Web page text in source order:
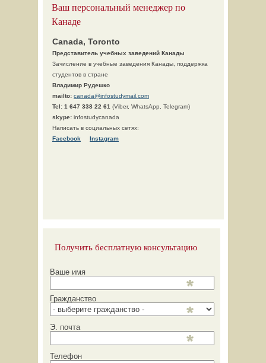
Ваш персональный менеджер по
Канаде
Canada, Toronto
Представитель учебных заведений Канады
Зачисление в учебные заведения Канады, поддержка
студентов в стране
Владимир Рудешко
mailto: canada@infostudymail.com
Tel: 1 647 338 22 61 (Viber, WhatsApp, Telegram)
skype: infostudycanada
Написать в социальных сетях:
Facebook
Instagram
Получить бесплатную консультацию
Ваше имя
Гражданство
Э. почта
Телефон